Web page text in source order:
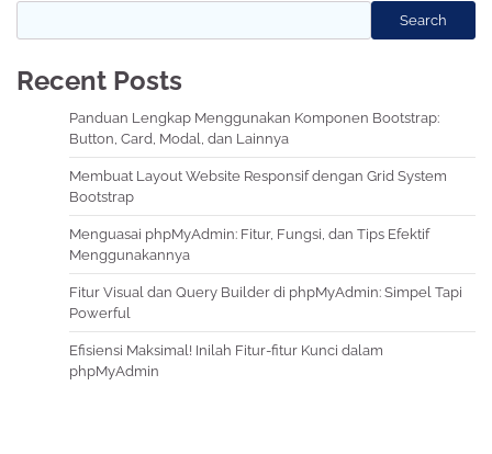
Search
Recent Posts
Panduan Lengkap Menggunakan Komponen Bootstrap:
Button, Card, Modal, dan Lainnya
Membuat Layout Website Responsif dengan Grid System
Bootstrap
Menguasai phpMyAdmin: Fitur, Fungsi, dan Tips Efektif
Menggunakannya
Fitur Visual dan Query Builder di phpMyAdmin: Simpel Tapi
Powerful
Efisiensi Maksimal! Inilah Fitur-fitur Kunci dalam
phpMyAdmin